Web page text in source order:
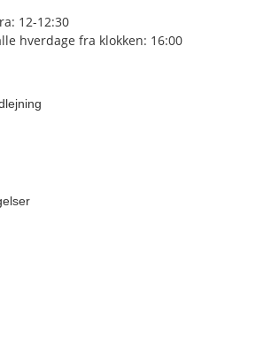
12-12:30
hverdage fra klokken: 16:00